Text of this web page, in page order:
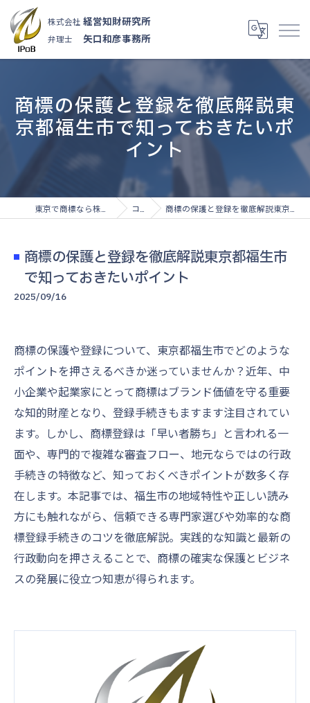
株式会社 経営知財研究所
弁理士 矢口和彦事務所
商標の保護と登録を徹底解説東
京都福生市で知っておきたいポ
イント
コラム 商標の保護と登録を徹底解説東京都福生市で知っておきたいポイント
商標の保護と登録を徹底解説東京都福生市
で知っておきたいポイント
2025/09/16
商標の保護や登録について、東京都福生市でどのような
ポイントを押さえるべきか迷っていませんか？近年、中
小企業や起業家にとって商標はブランド価値を守る重要
な知的財産となり、登録手続きもますます注目されてい
ます。しかし、商標登録は「早い者勝ち」と言われる一
面や、専門的で複雑な審査フロー、地元ならではの行政
手続きの特徴など、知っておくべきポイントが数多く存
在します。本記事では、福生市の地域特性や正しい読み
方にも触れながら、信頼できる専門家選びや効率的な商
標登録手続きのコツを徹底解説。実践的な知識と最新の
行政動向を押さえることで、商標の確実な保護とビジネ
スの発展に役立つ知恵が得られます。